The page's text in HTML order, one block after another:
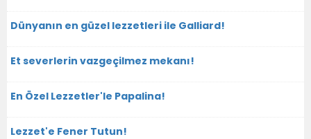
Dünyanın en güzel lezzetleri ile Galliard!
Et severlerin vazgeçilmez mekanı!
En Özel Lezzetler'le Papalina!
Lezzet'e Fener Tutun!